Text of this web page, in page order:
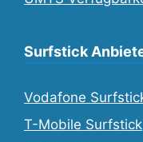
Surfstick
Vodafone
T-Mobile Surfstick